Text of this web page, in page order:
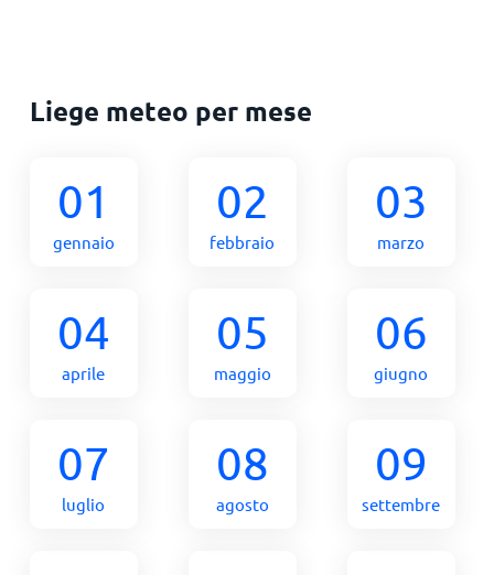
Liege meteo per mese
01
gennaio
02
febbraio
03
marzo
04
aprile
05
maggio
06
giugno
07
luglio
08
agosto
09
settembre